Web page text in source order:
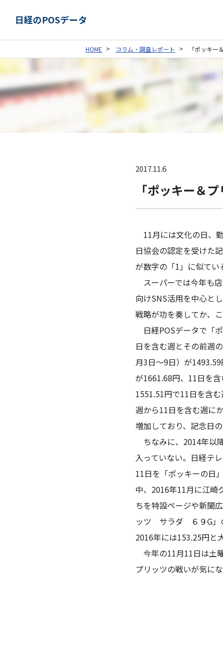
日経のPOSデータ
HOME コラム・調査レポート 「ポッキ
2017.11.6
「ポッキー＆
11月には文化の日、
日協会の認定を受けた
が数字の「1」に似てい
スーパーでは今年も
向けSNS活用を中心と
戦略が功を奏してか、
日経POSデータで「
日を含む週とその前週
月3日～9日）が
が1661.68円、11日を
1551.51円で11日を含
週から11日を含む週に
増加しており、記念日
ちなみに、2014年以
入っていない。日経テ
11日を「ポッキーの日
中、2016年11月に江崎
ちを特設ページや新聞
ッツ サラダ ６９G」
2016年には153.25円と
今年の11月11日は土
プリッツの戦いが気に